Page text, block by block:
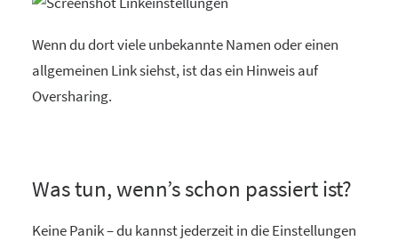
Wenn du dort viele unbekannte Namen oder einen
allgemeinen Link siehst, ist das ein Hinweis auf
Oversharing.
Was tun, wenn’s schon passiert ist?
Keine Panik – du kannst jederzeit in die Einstellungen